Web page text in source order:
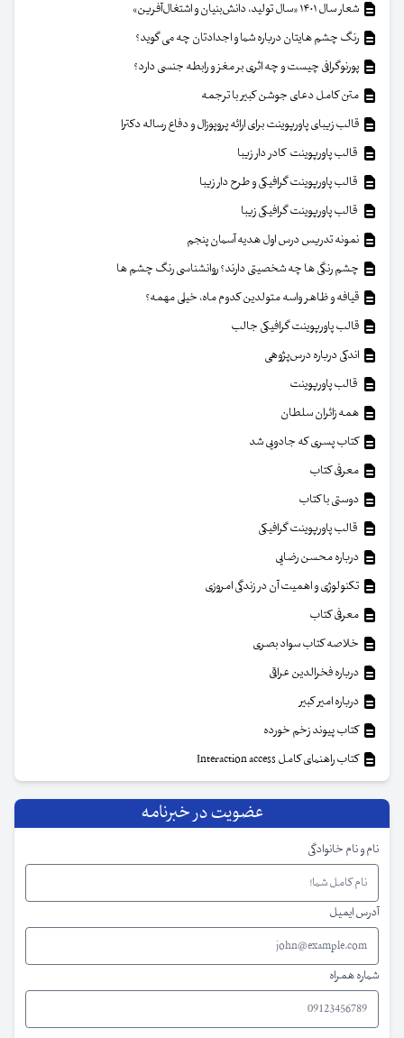
شعار سال ۱۴۰۱ «سال تولید، دانش‌بنیان و اشتغال‌آفرین»
رنگ چشم هایتان درباره شما و اجدادتان چه می گوید؟
پورنوگرافی چیست و چه اثری بر مغز و رابطه جنسی دارد؟
متن کامل دعای جوشن کبیر با ترجمه
قالب زیبای پاورپوینت برای ارائه پروپوزال و دفاع رساله دکترا
قالب پاورپوینت کادر دار زیبا
قالب پاورپوینت گرافیکی و طرح دار زیبا
قالب پاورپوینت گرافیکی زیبا
نمونه تدریس درس اول هدیه آسمان پنجم
چشم رنگی ها چه شخصیتی دارند؟ روانشناسی رنگ چشم ها
قیافه و ظاهر واسه متولدین کدوم ماه، خیلی مهمه؟
قالب پاورپوینت گرافیکی جالب
اندکی درباره درس‌پژوهی
قالب پاورپوینت
همه زائران سلطان
کتاب پسری که جادویی شد
معرفی کتاب
دوستی با کتاب
قالب پاورپوینت گرافیکی
درباره محسن رضایی
تکنولوژی و اهمیت آن در زندگی امروزی
معرفی کتاب
خلاصه کتاب سواد بصری
درباره فخرالدین عراقی
درباره امیر کبیر
کتاب پیوند زخم خورده
کتاب راهنمای کامل Interaction access
عضویت در خبرنامه
نام و نام خانوادگی
آدرس ایمیل
شماره همراه